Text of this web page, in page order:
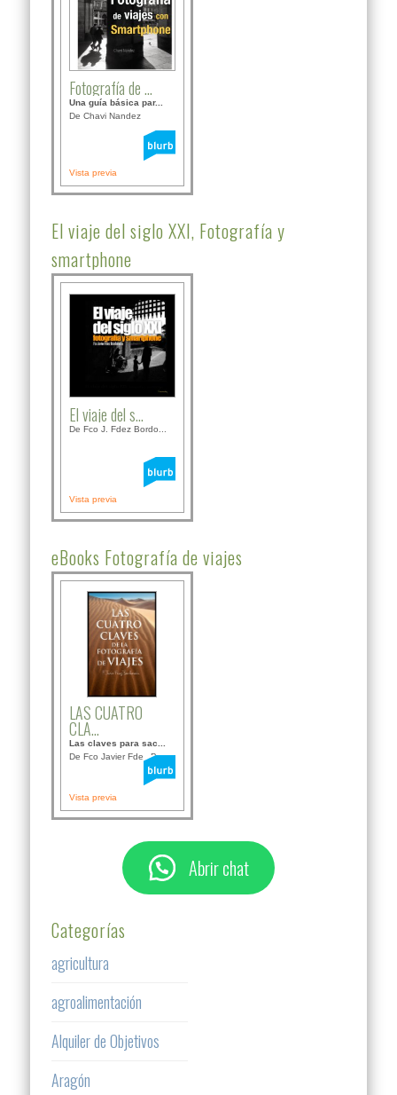
Fotografía de ...
Una guía básica par...
De Chavi Nandez
Vista previa
El viaje del siglo XXI, Fotografía y
smartphone
El viaje del s...
De Fco J. Fdez Bordo...
Vista previa
eBooks Fotografía de viajes
LAS CUATRO
CLA...
Las claves para sac...
De Fco Javier Fdez B...
Vista previa
Abrir chat
Categorías
agricultura
agroalimentación
Alquiler de Objetivos
Aragón